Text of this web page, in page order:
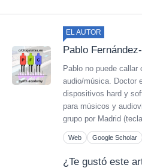
EL AUTOR
Pablo
Pablo no puede callar
audio/música. Doctor
dispositivos hard y
para músicos y
grupo por Madrid
Web Google Scholar
¿Te gustó este